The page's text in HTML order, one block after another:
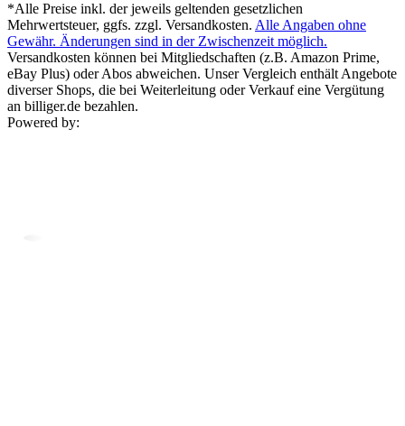
*Alle Preise inkl. der jeweils geltenden gesetzlichen
Mehrwertsteuer, ggfs. zzgl. Versandkosten. Alle Angaben ohne
Gewähr. Änderungen sind in der Zwischenzeit möglich.
Versandkosten können bei Mitgliedschaften (z.B. Amazon Prime,
eBay Plus) oder Abos abweichen. Unser Vergleich enthält Angebote
diverser Shops, die bei Weiterleitung oder Verkauf eine Vergütung
an billiger.de bezahlen.
Powered by: